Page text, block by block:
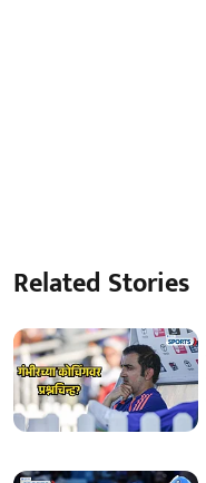
Related Stories